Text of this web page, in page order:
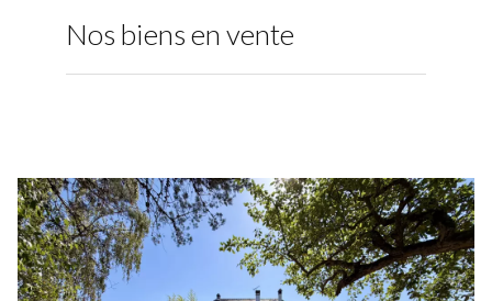
Nos biens en vente